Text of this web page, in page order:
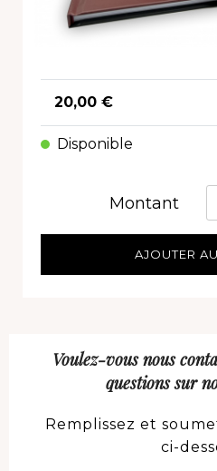
20,00 €
Disponible
Montant
AJOUTER
Voulez-vous nous
questions sur
Remplissez et
ci-